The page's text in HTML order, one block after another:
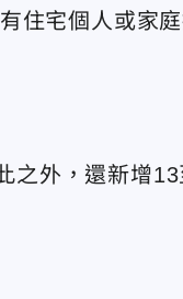
住宅個人或家
之外，還新增